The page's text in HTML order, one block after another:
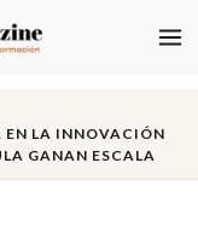
EN LA INNOVACIÓN
GANAN ESCALA